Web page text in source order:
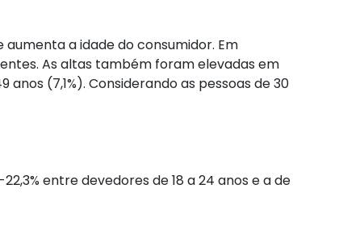
a idade do consumidor. Em
As altas também foram elevadas em
(7,1%). Considerando as pessoas de 30
entre devedores de 18 a 24 anos e a de